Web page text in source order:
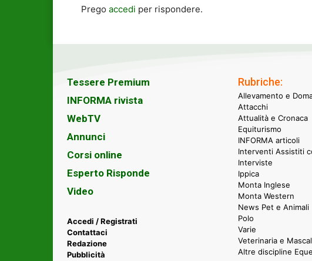
Prego accedi per rispondere.
Tessere Premium
INFORMA rivista
WebTV
Annunci
Corsi online
Esperto Risponde
Video
Accedi / Registrati
Contattaci
Redazione
Pubblicità
Rubriche:
Allevamento e
Attacchi
Attualità e Cronaca
Equiturismo
INFORMA articoli
Interventi Assistiti
Interviste
Ippica
Monta Inglese
Monta Western
News Pet e Animali
Polo
Varie
Veterinaria e
Altre discipline